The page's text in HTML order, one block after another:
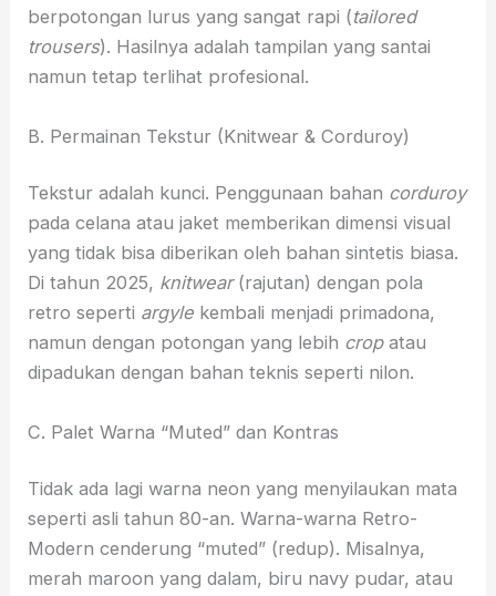
berpotongan lurus yang sangat rapi (tailored
trousers). Hasilnya adalah tampilan yang santai
namun tetap terlihat profesional.
B. Permainan Tekstur (Knitwear & Corduroy)
Tekstur adalah kunci. Penggunaan bahan corduroy
pada celana atau jaket memberikan dimensi visual
yang tidak bisa diberikan oleh bahan sintetis biasa.
Di tahun 2025, knitwear(rajutan) dengan pola
retro seperti argyle kembali menjadi primadona,
namun dengan potongan yang lebih cropatau
dipadukan dengan bahan teknis seperti nilon.
C. Palet Warna “Muted” dan Kontras
Tidak ada lagi warna neon yang menyilaukan mata
seperti asli tahun 80-an. Warna-warna Retro-
Modern cenderung “muted” (redup). Misalnya,
merah maroon yang dalam, biru navy pudar, atau